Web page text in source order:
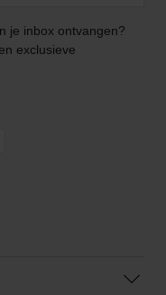
je inbox ontvangen?
exclusieve